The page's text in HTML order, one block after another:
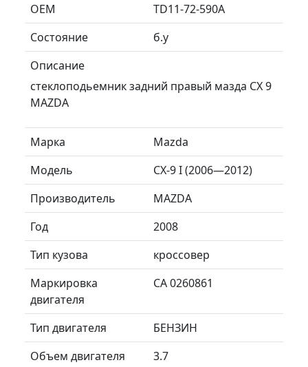
ОЕМ
TD11-72-590A
Состояние
б.у
Описание
стеклоподьемник задний правый мазда CX 9
MAZDA
Марка
Mazda
Модель
CX-9 I (2006—2012)
Производитель
MAZDA
Год
2008
Тип кузова
кроссовер
Маркировка
двигателя
CA 0260861
Тип двигателя
БЕНЗИН
Объем двигателя
3.7